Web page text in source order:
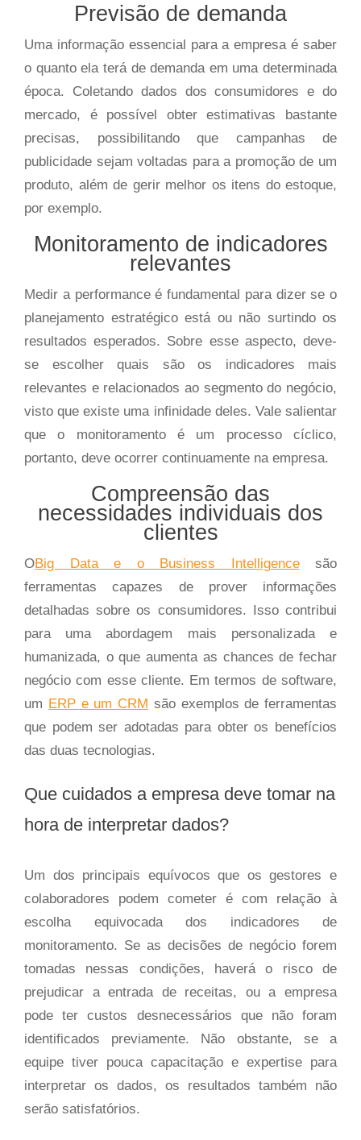
Previsão de demanda
Uma informação essencial para a empresa é saber
o quanto ela terá de demanda em uma determinada
época. Coletando dados dos consumidores e do
mercado, é possível obter estimativas bastante
precisas, possibilitando que campanhas de
publicidade sejam voltadas para a promoção de um
produto, além de gerir melhor os itens do estoque,
por exemplo.
Monitoramento de indicadores
relevantes
Medir a performance é fundamental para dizer se o
planejamento estratégico está ou não surtindo os
resultados esperados. Sobre esse aspecto, deve-
se escolher quais são os indicadores mais
relevantes e relacionados ao segmento do negócio,
visto que existe uma infinidade deles. Vale salientar
que o monitoramento é um processo cíclico,
portanto, deve ocorrer continuamente na empresa.
Compreensão das
necessidades individuais dos
clientes
OBig Data e o Business Intelligencesão
ferramentas capazes de prover informações
detalhadas sobre os consumidores. Isso contribui
para uma abordagem mais personalizada e
humanizada, o que aumenta as chances de fechar
negócio com esse cliente. Em termos de software,
um ERP e um CRM são exemplos de ferramentas
que podem ser adotadas para obter os benefícios
das duas tecnologias.
Que cuidados a empresa deve tomar na
hora de interpretar dados?
Um dos principais equívocos que os gestores e
colaboradores podem cometer é com relação à
escolha equivocada dos indicadores de
monitoramento. Se as decisões de negócio forem
tomadas nessas condições, haverá o risco de
prejudicar a entrada de receitas, ou a empresa
pode ter custos desnecessários que não foram
identificados previamente. Não obstante, se a
equipe tiver pouca capacitação e expertise para
interpretar os dados, os resultados também não
serão satisfatórios.